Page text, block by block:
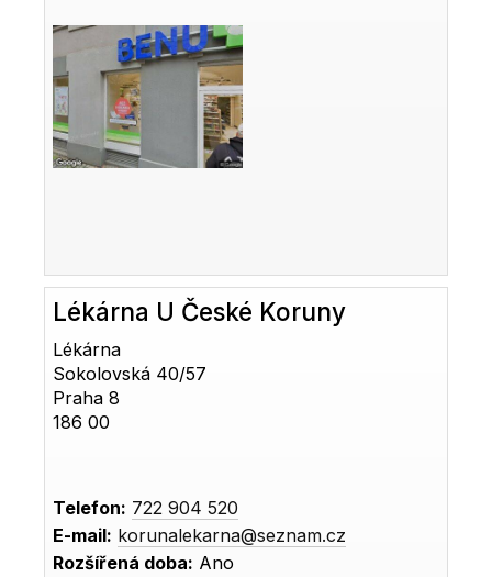
Lékárna U České Koruny
Lékárna
Sokolovská 40/57
Praha 8
186 00
Telefon: 722 904 520
E-mail: korunalekarna@seznam.cz
Rozšířená doba: Ano